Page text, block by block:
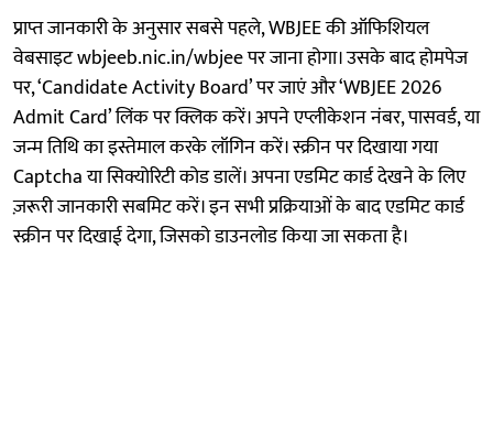
प्राप्त जानकारी के अनुसार सबसे पहले, WBJEE की ऑफिशियल
वेबसाइट wbjeeb.nic.in/wbjee पर जाना होगा। उसके बाद होमपेज
पर, ‘Candidate Activity Board’ पर जाएं और ‘WBJEE 2026
Admit Card’ लिंक पर क्लिक करें। अपने एप्लीकेशन नंबर, पासवर्ड, या
जन्म तिथि का इस्तेमाल करके लॉगिन करें। स्क्रीन पर दिखाया गया
Captcha या सिक्योरिटी कोड डालें। अपना एडमिट कार्ड देखने के लिए
ज़रूरी जानकारी सबमिट करें। इन सभी प्रक्रियाओं के बाद एडमिट कार्ड
स्क्रीन पर दिखाई देगा, जिसको डाउनलोड किया जा सकता है।